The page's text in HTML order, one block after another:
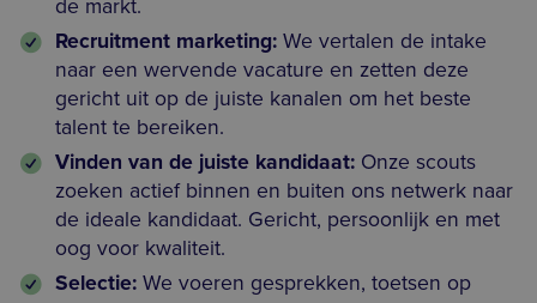
Recruitment marketing:We vertalen de intake
naar een wervende vacature en zetten deze
gericht uit op de juiste kanalen om het beste
talent te bereiken.
Vinden van de juiste kandidaat:Onze scouts
zoeken actief binnen en buiten ons netwerk naar
de ideale kandidaat. Gericht, persoonlijk en met
oog voor kwaliteit.
Selectie:We voeren gesprekken, toetsen op